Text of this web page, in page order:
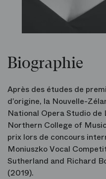
Biographie
Après des études de
d’origine, la Nouvelle-
National Opera Studio de
Northern College of
prix lors de concours
Moniuszko Vocal
Sutherland and Richard
(2019).